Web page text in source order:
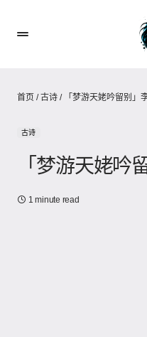
首页 /古诗 / 「梦游天姥吟留别」
古诗
「梦游天姥吟
1 minute read